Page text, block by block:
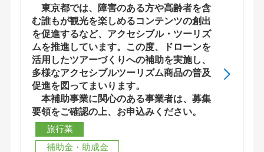
東京都では、障害のある方や高齢者を含
む誰もが観光を楽しめるコンテンツの創出
を促進するなど、アクセシブル・ツーリズ
ムを推進しています。この度、ドローンを
活用したツアーづくりへの補助を実施し、
多様なアクセシブルツーリズム商品の普及
促進を図ってまいります。
本補助事業に関心のある事業者は、募集
要領をご確認の上、お申込みください。
旅行業
補助金・助成金